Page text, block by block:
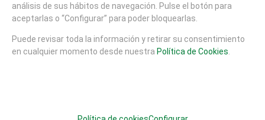
SOLICITAR MÁS INFO RECOMENDAR
análisis de sus hábitos de navegación. Pulse el botón para
aceptarlas o “Configurar” para poder bloquearlas.
Puede revisar toda la información y retirar su consentimiento
en cualquier momento desde nuestra Política de Cookies